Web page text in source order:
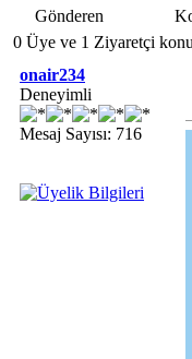
Gönderen
0 Üye ve 1 Ziyaretçi
onair234
Deneyimli
Mesaj Sayısı: 716